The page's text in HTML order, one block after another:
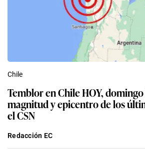
Chile
Temblor en Chile HOY,
magnitud y epicentro de los
el CSN
Redacción EC